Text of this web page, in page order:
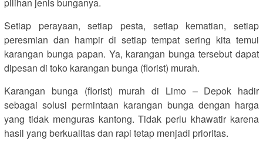
Setiap perayaan, setiap pesta, setiap kematian, setiap
peresmian dan hampir di setiap tempat sering kita temui
karangan bunga papan. Ya, karangan bunga tersebut dapat
dipesan di toko karangan bunga (florist) murah.
Karangan bunga (florist) murah di Limo – Depok hadir
sebagai solusi permintaan karangan bunga dengan harga
yang tidak menguras kantong. Tidak perlu khawatir karena
hasil yang berkualitas dan rapi tetap menjadi prioritas.